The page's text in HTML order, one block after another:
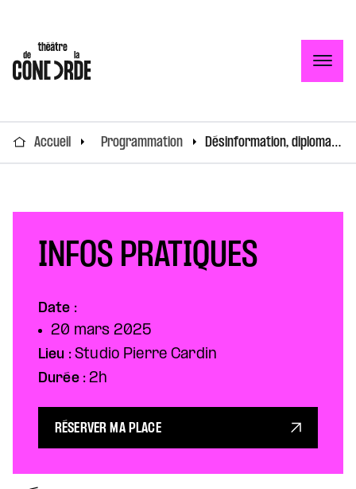
Accueil Programmation Désinformation, diplomatie et le nouvel ordre algorithmique avec Charles Thépaut, Anne Alombert et Chloé Debiève
INFOS PRATIQUES
Date :
20 mars 2025
Lieu :Studio Pierre Cardin
Durée :2h
RÉSERVER MA PLACE